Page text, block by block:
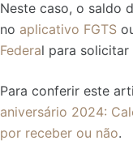
Neste caso, o saldo
no aplicativo FGTS
Federal para solicitar
Para conferir este
aniversário 2024:
por receber ou não.